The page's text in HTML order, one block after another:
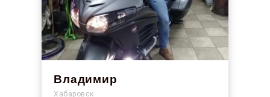
Владимир
Хабаровск